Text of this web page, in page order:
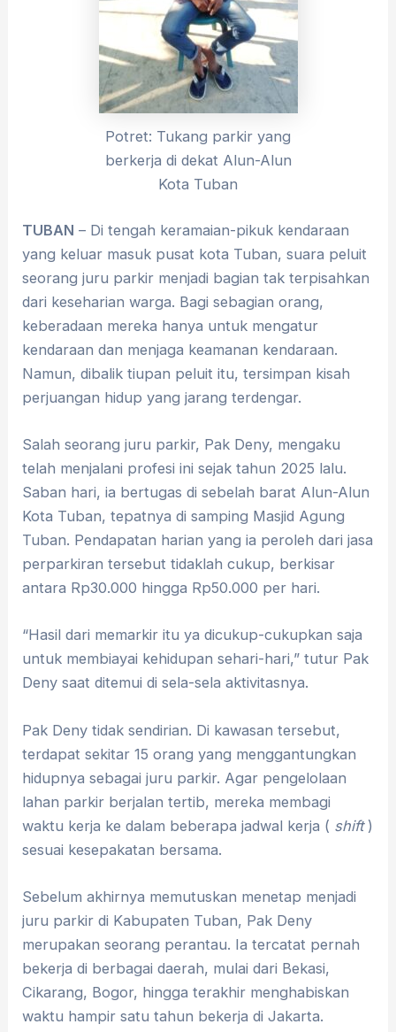
Potret: Tukang parkir yang
berkerja di dekat Alun-Alun
Kota Tuban
TUBAN – Di tengah keramaian-pikuk kendaraan
yang keluar masuk pusat kota Tuban, suara peluit
seorang juru parkir menjadi bagian tak terpisahkan
dari keseharian warga. Bagi sebagian orang,
keberadaan mereka hanya untuk mengatur
kendaraan dan menjaga keamanan kendaraan.
Namun, dibalik tiupan peluit itu, tersimpan kisah
perjuangan hidup yang jarang terdengar.
Salah seorang juru parkir, Pak Deny, mengaku
telah menjalani profesi ini sejak tahun 2025 lalu.
Saban hari, ia bertugas di sebelah barat Alun-Alun
Kota Tuban, tepatnya di samping Masjid Agung
Tuban. Pendapatan harian yang ia peroleh dari jasa
perparkiran tersebut tidaklah cukup, berkisar
antara Rp30.000 hingga Rp50.000 per hari.
“Hasil dari memarkir itu ya dicukup-cukupkan saja
untuk membiayai kehidupan sehari-hari,” tutur Pak
Deny saat ditemui di sela-sela aktivitasnya.
Pak Deny tidak sendirian. Di kawasan tersebut,
terdapat sekitar 15 orang yang menggantungkan
hidupnya sebagai juru parkir. Agar pengelolaan
lahan parkir berjalan tertib, mereka membagi
waktu kerja ke dalam beberapa jadwal kerja ( shift)
sesuai kesepakatan bersama.
Sebelum akhirnya memutuskan menetap menjadi
juru parkir di Kabupaten Tuban, Pak Deny
merupakan seorang perantau. Ia tercatat pernah
bekerja di berbagai daerah, mulai dari Bekasi,
Cikarang, Bogor, hingga terakhir menghabiskan
waktu hampir satu tahun bekerja di Jakarta.